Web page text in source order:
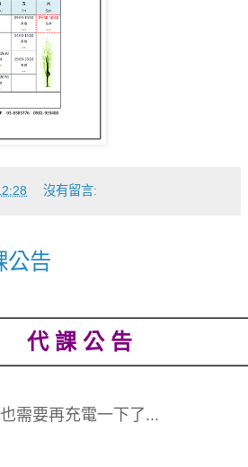
沒有留言:
公告
代 課 公 告
需要再充電一下了...